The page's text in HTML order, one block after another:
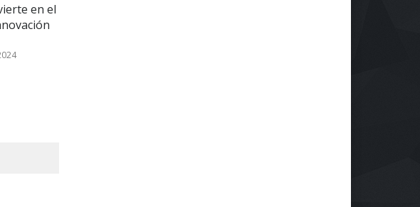
en el